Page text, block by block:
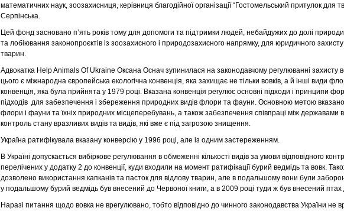
математичних наук, зоозахисниця, керівниця благодійної організації “Гостомельський притулок для
Серпінська.
Цей фонд засновано п’ять років тому для допомоги та підтримки людей, небайдужих до долі природи
та лобіювання законопроєктів із зоозахисного і природозахисного напрямку, для юридичного
тварин.
Адвокатка Help Animals Of Ukraine Оксана Оснач зупинилася на законодавчому регулюванні захисту
цього є міжнародна європейська екологічна конвенція, яка захищає не тільки вовків, а й інші види
конвенція, яка була прийнята у 1979 році. Вказана конвенція регулює основні підходи і принципи
підходів для забезпечення і збереження природних видів флори та фауни. Основною метою
флори і фауни та їхніх природних місцеперебувань, а також забезпечення співпраці між державами в
контроль стану вразливих видів та видів, які вже є під загрозою знищення.
Україна ратифікувала вказану конверсію у 1996 році, але із одним застереженням.
В Україні допускається вибіркове регулювання в обмеженні кількості видів за умови відповідного
перелічених у додатку 2 до конвенції, куди входили на момент ратифікації бурий ведмідь та вовк.
дозволено використання капканів та пасток для відлову тварин, але в подальшому вони були
у подальшому бурий ведмідь був внесений до Червоної книги, а в 2009 році туди ж був внесений птах
Наразі питання щодо вовка не врегулювано, тобто відповідно до чинного законодавства України не